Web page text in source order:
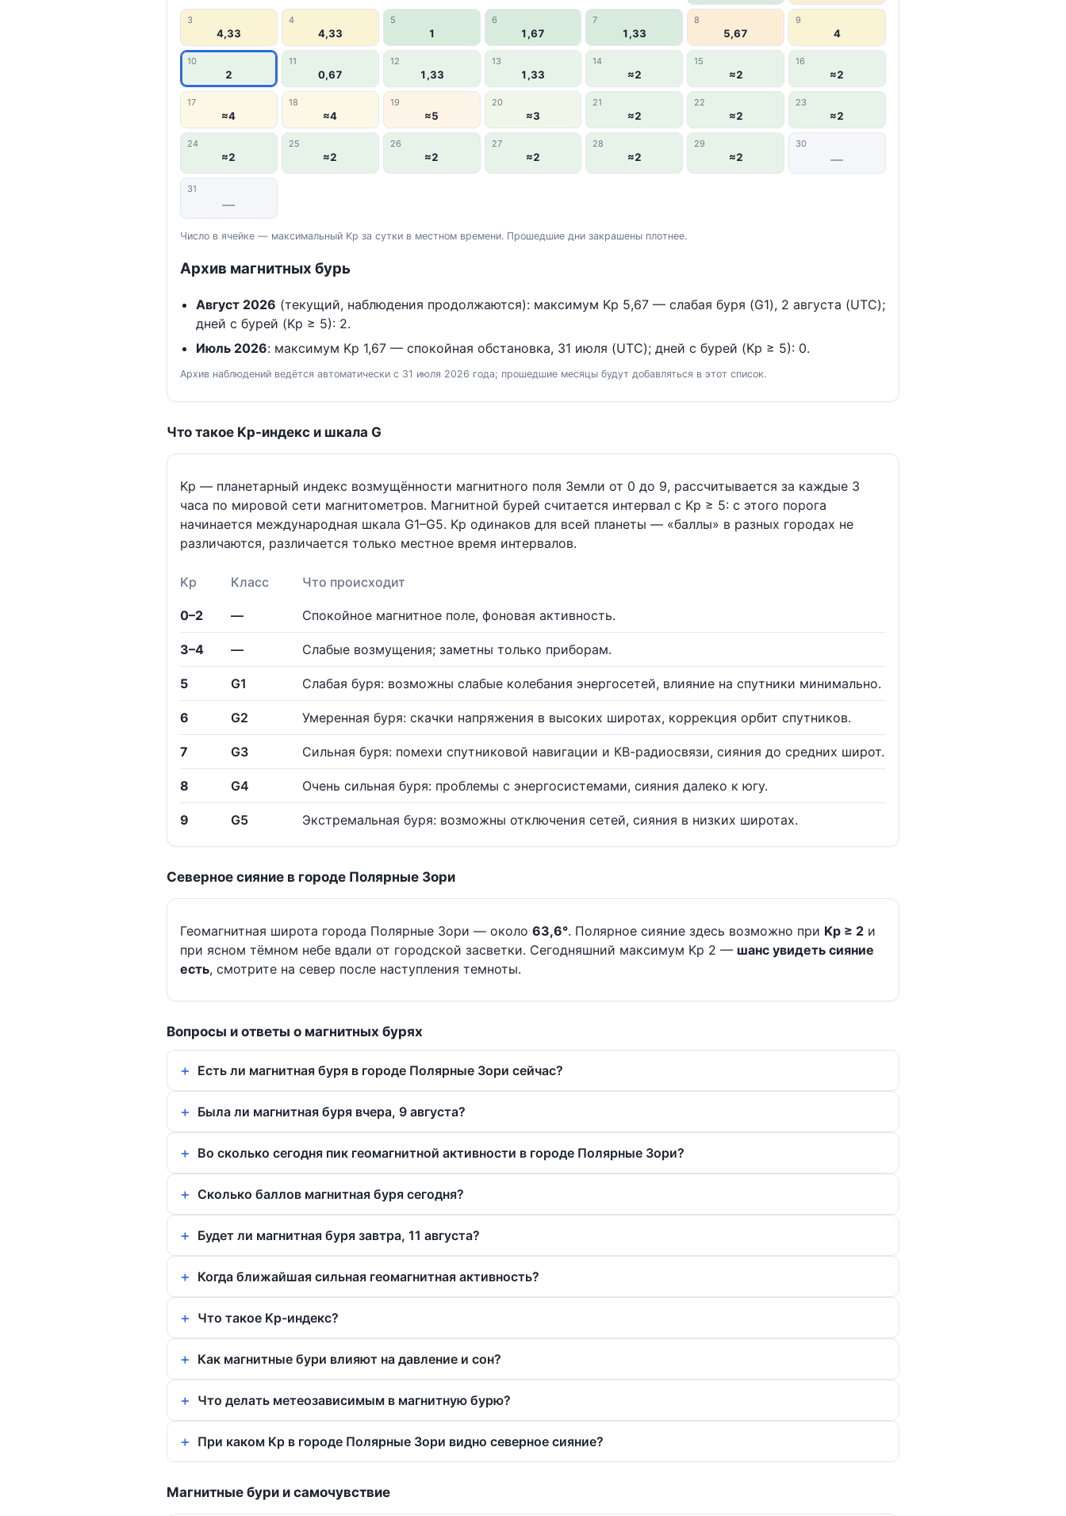
3
4,33
4
4,33
5
1
6
1,67
7
1,33
8
5,67
9
4
10
2
11
0,67
12
1,33
13
1,33
14
≈2
15
≈2
16
≈2
17
≈4
18
≈4
19
≈5
20
≈3
21
≈2
22
≈2
23
≈2
24
≈2
25
≈2
26
≈2
27
≈2
28
≈2
29
≈2
30
—
31
—
Число в ячейке — максимальный Kp за сутки в местном времени. Прошедшие дни закрашены плотнее.
Архив магнитных бурь
Август 2026 (текущий, наблюдения продолжаются): максимум Kp 5,67 — слабая буря (G1), 2 августа (UTC);
дней с бурей (Kp ≥ 5): 2.
Июль 2026: максимум Kp 1,67 — спокойная обстановка, 31 июля (UTC); дней с бурей (Kp ≥ 5): 0.
Архив наблюдений ведётся автоматически с 31 июля 2026 года; прошедшие месяцы будут добавляться в этот список.
Что такое Kp-индекс и шкала G
Kp — планетарный индекс возмущённости магнитного поля Земли от 0 до 9, рассчитывается за каждые 3
часа по мировой сети магнитометров. Магнитной бурей считается интервал с Kp ≥ 5: с этого порога
начинается международная шкала G1–G5. Kp одинаков для всей планеты — «баллы» в разных городах не
различаются, различается только местное время интервалов.
Kp Класс Что происходит
0–2 — Спокойное магнитное поле, фоновая активность.
3–4 — Слабые возмущения; заметны только приборам.
5 G1 Слабая буря: возможны слабые колебания энергосетей, влияние на спутники минимально.
6 G2 Умеренная буря: скачки напряжения в высоких широтах, коррекция орбит спутников.
7 G3 Сильная буря: помехи спутниковой навигации и КВ-радиосвязи, сияния до средних широт.
8 G4 Очень сильная буря: проблемы с энергосистемами, сияния далеко к югу.
9 G5 Экстремальная буря: возможны отключения сетей, сияния в низких широтах.
Северное сияние в городе Полярные Зори
Геомагнитная широта города Полярные Зори — около 63,6°. Полярное сияние здесь возможно при Kp ≥ 2 и
при ясном тёмном небе вдали от городской засветки. Сегодняшний максимум Kp 2 — шанс увидеть сияние
есть, смотрите на север после наступления темноты.
Вопросы и ответы о магнитных бурях
Есть ли магнитная буря в городе Полярные Зори сейчас?
Была ли магнитная буря вчера, 9 августа?
Во сколько сегодня пик геомагнитной активности в городе Полярные Зори?
Сколько баллов магнитная буря сегодня?
Будет ли магнитная буря завтра, 11 августа?
Когда ближайшая сильная геомагнитная активность?
Что такое Kp-индекс?
Как магнитные бури влияют на давление и сон?
Что делать метеозависимым в магнитную бурю?
При каком Kp в городе Полярные Зори видно северное сияние?
Магнитные бури и самочувствие